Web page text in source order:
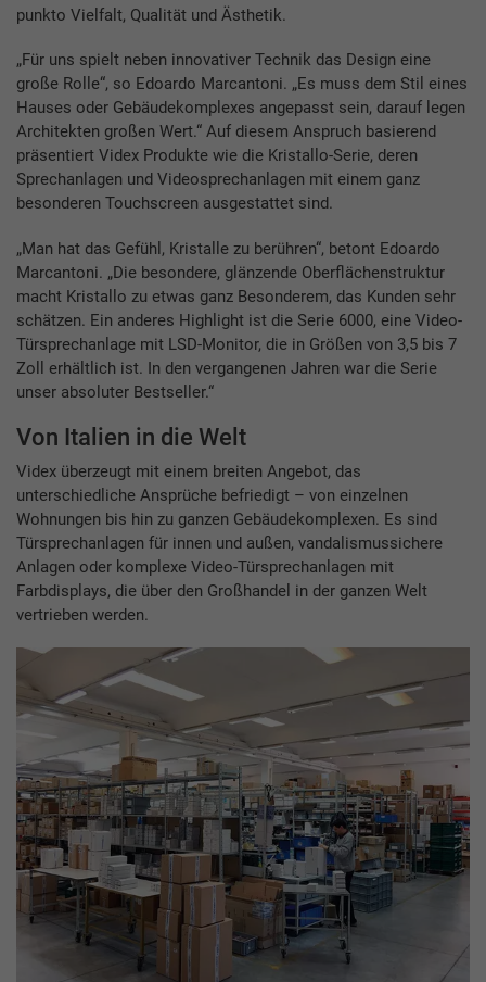
punkto Vielfalt, Qualität und Ästhetik.
„Für uns spielt neben innovativer Technik das Design eine
große Rolle“, so Edoardo Marcantoni. „Es muss dem Stil eines
Hauses oder Gebäudekomplexes angepasst sein, darauf legen
Architekten großen Wert.“ Auf diesem Anspruch basierend
präsentiert Videx Produkte wie die Kristallo-Serie, deren
Sprechanlagen und Videosprechanlagen mit einem ganz
besonderen Touchscreen ausgestattet sind.
„Man hat das Gefühl, Kristalle zu berühren“, betont Edoardo
Marcantoni. „Die besondere, glänzende Oberflächenstruktur
macht Kristallo zu etwas ganz Besonderem, das Kunden sehr
schätzen. Ein anderes Highlight ist die Serie 6000, eine Video-
Türsprechanlage mit LSD-Monitor, die in Größen von 3,5 bis 7
Zoll erhältlich ist. In den vergangenen Jahren war die Serie
unser absoluter Bestseller.“
Von Italien in die Welt
Videx überzeugt mit einem breiten Angebot, das
unterschiedliche Ansprüche befriedigt – von einzelnen
Wohnungen bis hin zu ganzen Gebäudekomplexen. Es sind
Türsprechanlagen für innen und außen, vandalismussichere
Anlagen oder komplexe Video-Türsprechanlagen mit
Farbdisplays, die über den Großhandel in der ganzen Welt
vertrieben werden.